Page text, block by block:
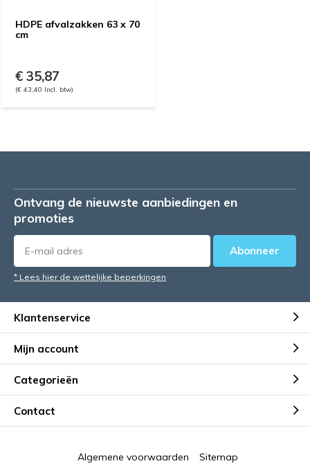
HDPE afvalzakken 63 x 70
cm
€ 35,87
(€ 43,40 Incl. btw)
Ontvang de nieuwste aanbiedingen en
promoties
Abonneer
* Lees hier de wettelijke beperkingen
Klantenservice
Mijn account
Categorieën
Contact
Algemene voorwaarden Sitemap